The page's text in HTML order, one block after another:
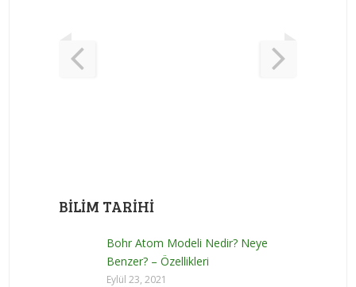
BILIM TARIHI
Bohr Atom Modeli Nedir? Neye
Benzer? – Özellikleri
Eylül 23, 2021